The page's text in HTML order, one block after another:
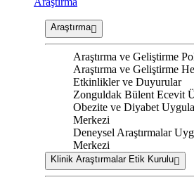
Araştırma
Araştırma ve Geliştirme
Araştırma ve Geliştirme
Etkinlikler ve Duyurular
Zonguldak Bülent Ecevit
Obezite ve Diyabet
Merkezi
Deneysel Araştırmalar
Merkezi
Klinik Araştırmalar Etik Kurulu